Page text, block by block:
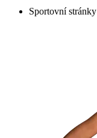
Sportovní stránky